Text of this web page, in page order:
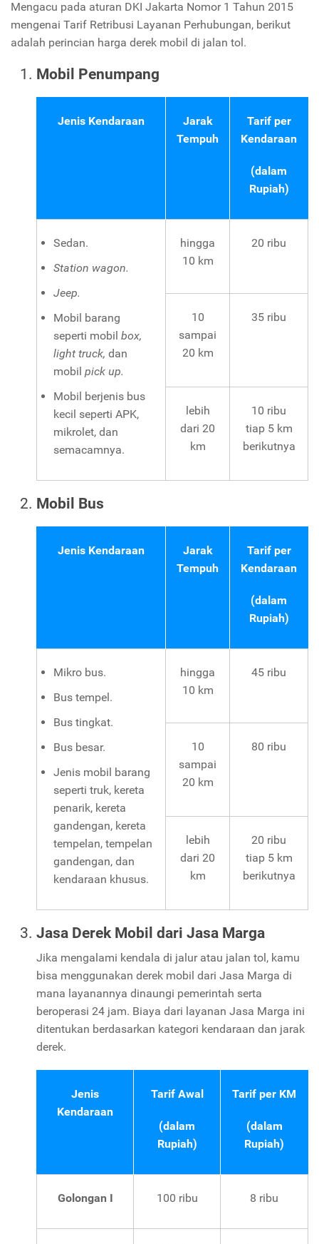
Mengacu pada aturan DKI Jakarta Nomor 1 Tahun 2015
mengenai Tarif Retribusi Layanan Perhubungan, berikut
adalah perincian harga derek mobil di jalan tol.
Mobil Penumpang
Jenis Kendaraan
Jarak
Tempuh
Tarif per
Kendaraan
(dalam
Rupiah)
Sedan.
Station wagon.
Jeep.
Mobil barang
seperti mobil box,
light truck, dan
mobil pick up.
Mobil berjenis bus
kecil seperti APK,
mikrolet, dan
semacamnya.
hingga
10 km
20 ribu
10
sampai
20 km
35 ribu
lebih
dari 20
km
10 ribu
tiap 5 km
berikutnya
Mobil Bus
Jenis Kendaraan
Jarak
Tempuh
Tarif per
Kendaraan
(dalam
Rupiah)
Mikro bus.
Bus tempel.
Bus tingkat.
Bus besar.
Jenis mobil barang
seperti truk, kereta
penarik, kereta
gandengan, kereta
tempelan, tempelan
gandengan, dan
kendaraan khusus.
hingga
10 km
45 ribu
10
sampai
20 km
80 ribu
lebih
dari 20
km
20 ribu
tiap 5 km
berikutnya
Jasa Derek Mobil dari Jasa Marga
Jika mengalami kendala di jalur atau jalan tol, kamu
bisa menggunakan derek mobil dari Jasa Marga di
mana layanannya dinaungi pemerintah serta
beroperasi 24 jam. Biaya dari layanan Jasa Marga ini
ditentukan berdasarkan kategori kendaraan dan jarak
derek.
Jenis
Kendaraan
Tarif Awal
(dalam
Rupiah)
Tarif per KM
(dalam
Rupiah)
Golongan I 100 ribu 8 ribu